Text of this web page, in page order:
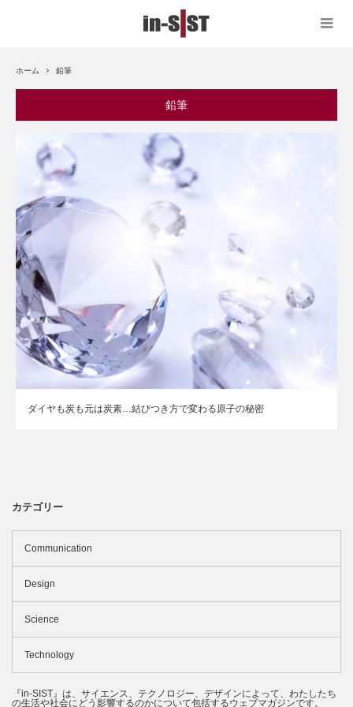
ホーム 鉛筆
鉛筆
ダイヤも炭も元は炭素…結びつき方で変わる原子の秘密
カテゴリー
Communication
Design
Science
Technology
『in-SIST』は、サイエンス、テクノロジー、デザインによって、わたしたち
の生活や社会にどう影響するのかについて包括するウェブマガジンです。